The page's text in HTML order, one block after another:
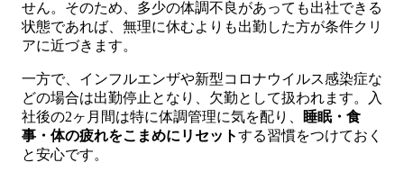
せん。そのため、多少の体調不良があっても出社できる
状態であれば、無理に休むよりも出勤した方が条件クリ
アに近づきます。
一方で、インフルエンザや新型コロナウイルス感染症な
どの場合は出勤停止となり、欠勤として扱われます。入
社後の2ヶ月間は特に体調管理に気を配り、
睡眠・食
事・体の疲れをこまめにリセットする習慣をつけておく
と安心です。